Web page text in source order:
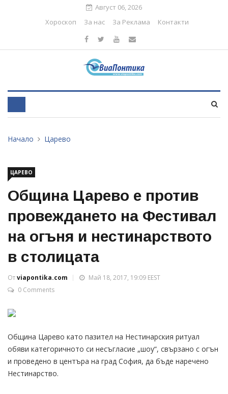
Август 06, 2026
Хороскоп
За нас За Реклама Контакти
Начало Царево
ЦАРЕВО
Община Царево e против
провеждането на Фестивал
на огъня и нестинарството
в столицата
Отviapontika.com
Май 18, 2017, 19:09 EEST
0 Comments
Община Царево като пазител на Нестинарския ритуал
обяви категоричното си несъгласие „шоу“, свързано с огън
и проведено в центъра на град София, да бъде наречено
Нестинарство.